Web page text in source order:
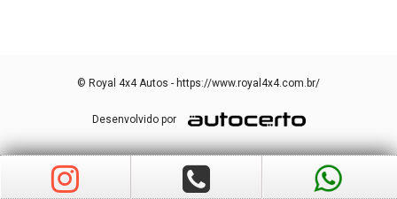
© Royal 4x4 Autos - https://www.royal4x4.com.br/
Desenvolvido por